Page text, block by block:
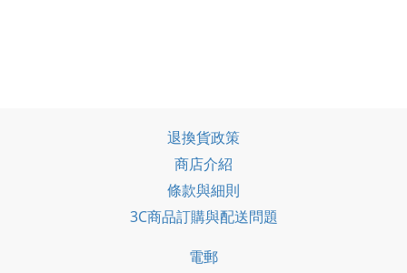
退換貨政策
商店介紹
條款與細則
3C商品訂購與配送問題
電郵